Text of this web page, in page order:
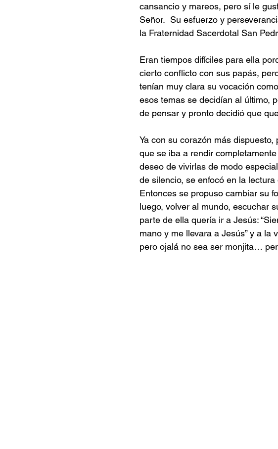
cansancio y mareos, pero sí le
Señor.  Su esfuerzo y
la Fraternidad Sacerdotal San
Eran tiempos difíciles para ella
cierto conflicto con sus papás,
tenían muy clara su vocación
esos temas se decidían al último,
de pensar y pronto decidió que
Ya con su corazón más
que se iba a rendir
deseo de vivirlas de modo
de silencio, se enfocó en la
Entonces se propuso cambiar su
luego, volver al mundo, escuchar
parte de ella quería ir a Jesús:
mano y me llevara a Jesús” y a la
pero ojalá no sea ser monjita…